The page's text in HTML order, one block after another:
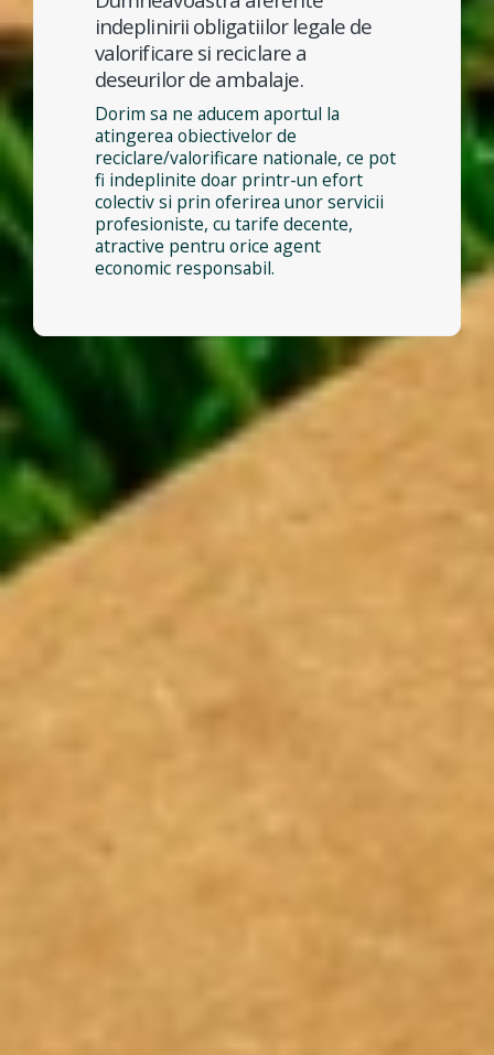
indeplinirii obligatiilor legale de
valorificare si reciclare a
deseurilor de ambalaje.
Dorim sa ne aducem aportul la
atingerea obiectivelor de
reciclare/valorificare nationale, ce pot
fi indeplinite doar printr-un efort
colectiv si prin oferirea unor servicii
profesioniste, cu tarife decente,
atractive pentru orice agent
economic responsabil.